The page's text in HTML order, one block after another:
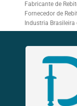
Fabricante de
Fornecedor de
Industria Brasileira
Rebitadeira
Rebite Aluminio
Rebite de Repuxo
Rebite de Repuxo
Rebite de Repuxo